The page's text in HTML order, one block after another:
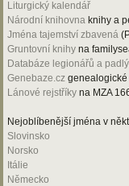
Liturgický kalendář
Národní knihovna knihy a
Jména tajemství zbavená
Gruntovní knihy na
Databáze legionářů a
Genebaze.cz genealogické
Lánové rejstříky na MZA
Nejoblíbenější jména v
Slovinsko
Norsko
Itálie
Německo